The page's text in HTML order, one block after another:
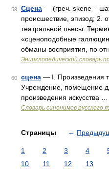
59 Сцена — (греч. skene –
происшествие, эпизод; 2.
театральной пьесы.
«сценоподобные
обманы восприятия, по
Энциклопедический словарь
60 сцена — I. Произведения
Учреждение, помещение
произведения искусства …
Словарь синонимов русского
Страницы ←
1 2 3 4
10
11 12 13